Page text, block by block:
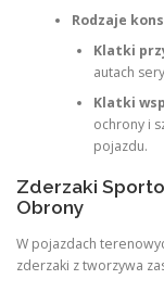
Rodzaje
Klatki
autach
Klatki
ochrony i
pojazdu.
Zderzaki
Obrony
W pojazdach
zderzaki z tworzywa